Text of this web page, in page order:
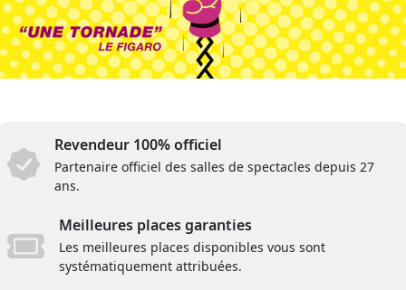
Revendeur 100% officiel
Partenaire officiel des salles de spectacles depuis 27
ans.
Meilleures places garanties
Les meilleures places disponibles vous sont
systématiquement attribuées.